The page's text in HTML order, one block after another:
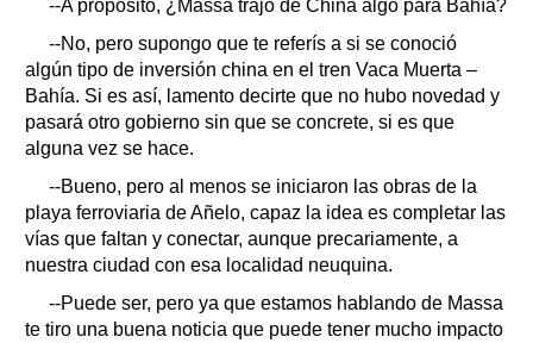
--A propósito, ¿Massa trajo de China algo para Bahía?
--No, pero supongo que te referís a si se conoció
algún tipo de inversión china en el tren Vaca Muerta –
Bahía. Si es así, lamento decirte que no hubo novedad y
pasará otro gobierno sin que se concrete, si es que
alguna vez se hace.
--Bueno, pero al menos se iniciaron las obras de la
playa ferroviaria de Añelo, capaz la idea es completar las
vías que faltan y conectar, aunque precariamente, a
nuestra ciudad con esa localidad neuquina.
--Puede ser, pero ya que estamos hablando de Massa
te tiro una buena noticia que puede tener mucho impacto